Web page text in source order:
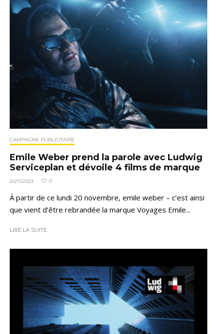
CAMPAGNE PUBLICITAIRE
Emile Weber prend la parole avec Ludwig
Serviceplan et dévoile 4 films de marque
20/11/2023 · 0
À partir de ce lundi 20 novembre, emile weber – c’est ainsi
que vient d’être rebrandée la marque Voyages Emile...
LIRE LA SUITE